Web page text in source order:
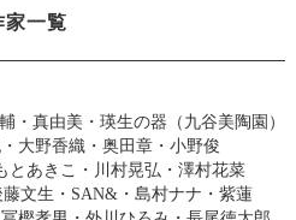
家一覧
・真由美 ・ 瑛生の器（九谷美陶園）
・ 大野香織 ・ 奥田章 ・ 小野俊
とあきこ ・ 川村晃弘 ・ 澤村花菜
藤文生 ・ SAN& ・ 島村ナナ ・ 紫蓮